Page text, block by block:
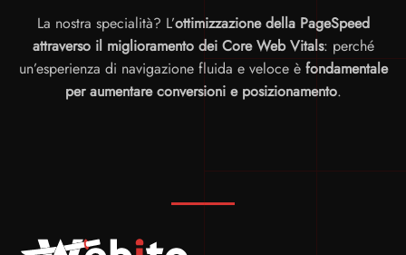
La nostra specialità? L’ottimizzazione della PageSpeed
attraverso il miglioramento dei Core Web Vitals: perché
un’esperienza di navigazione fluida e veloce è fondamentale
per aumentare conversioni e posizionamento.